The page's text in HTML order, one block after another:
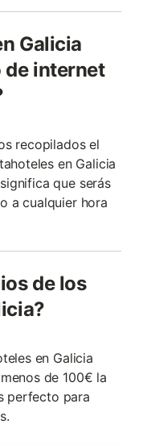
Galicia
de internet
recopilados el
en Galicia
que serás
a cualquier hora
de los
en Galicia
de 100€ la
perfecto para